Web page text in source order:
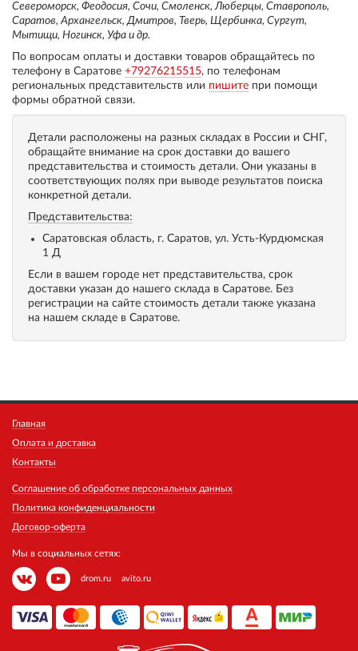
Североморск, Феодосия, Сочи, Смоленск, Люберцы, Ставрополь,
Саратов, Архангельск, Дмитров, Тверь, Щербинка, Сургут,
Мытищи, Ногинск, Уфа и др.
По вопросам оплаты и доставки товаров обращайтесь по
телефону в Саратове +79276215515, по телефонам
региональных представительств или пишите при помощи
формы обратной связи.
Детали расположены на разных складах в России и СНГ,
обращайте внимание на срок доставки до вашего
представительства и стоимость детали. Они указаны в
соответствующих полях при выводе результатов поиска
конкретной детали.
Представительства:
Саратовская область, г. Саратов, ул. Усть-Курдюмская
1 Д
Если в вашем городе нет представительства, срок
доставки указан до нашего склада в Саратове. Без
регистрации на сайте стоимость детали также указана
на нашем складе в Саратове.
Главная
Оплата и доставка
Контакты
Соглашение об обработке персональных данных
Политика конфиденциальности
Договор-оферта
Мы в социальных сетях:
drom.ru avito.ru